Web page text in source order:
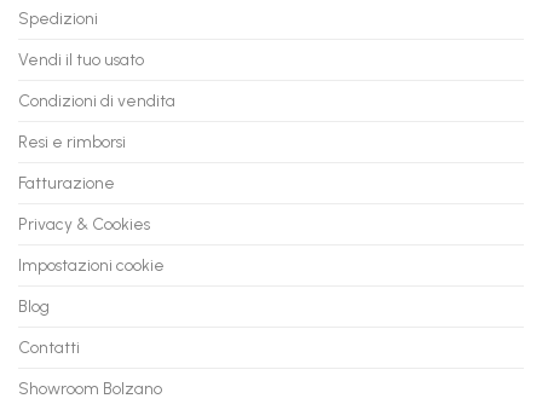
Spedizioni
Vendi il tuo usato
Condizioni di vendita
Resi e rimborsi
Fatturazione
Privacy & Cookies
Impostazioni cookie
Blog
Contatti
Showroom Bolzano